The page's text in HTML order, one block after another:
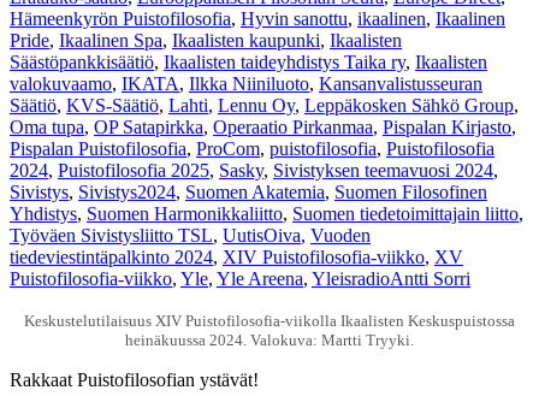
Hämeenkyrön Puistofilosofia, Hyvin sanottu, ikaalinen, Ikaalinen
Pride, Ikaalinen Spa, Ikaalisten kaupunki, Ikaalisten
Säästöpankkisäätiö, Ikaalisten taideyhdistys Taika ry, Ikaalisten
valokuvaamo, IKATA, Ilkka Niiniluoto, Kansanvalistusseuran
Säätiö, KVS-Säätiö, Lahti, Lennu Oy, Leppäkosken Sähkö Group,
Oma tupa, OP Satapirkka, Operaatio Pirkanmaa, Pispalan Kirjasto,
Pispalan Puistofilosofia, ProCom, puistofilosofia, Puistofilosofia
2024, Puistofilosofia 2025, Sasky, Sivistyksen teemavuosi 2024,
Sivistys, Sivistys2024, Suomen Akatemia, Suomen Filosofinen
Yhdistys, Suomen Harmonikkaliitto, Suomen tiedetoimittajain liitto,
Työväen Sivistysliitto TSL, UutisOiva, Vuoden
tiedeviestintäpalkinto 2024, XIV Puistofilosofia-viikko, XV
Puistofilosofia-viikko, Yle, Yle Areena, YleisradioAntti Sorri
Keskustelutilaisuus XIV Puistofilosofia-viikolla Ikaalisten Keskuspuistossa
heinäkuussa 2024. Valokuva: Martti Tryyki.
Rakkaat Puistofilosofian ystävät!